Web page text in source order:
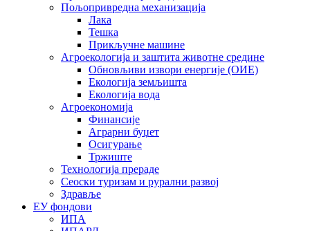
Пољопривредна механизација
Лака
Тешка
Прикључне машине
Агроекологија и заштита животне средине
Обновљиви извори енергије (ОИЕ)
Екологија земљишта
Екологија вода
Агроекономија
Финансије
Аграрни буџет
Осигурање
Тржиште
Технологија прераде
Сеоски туризам и рурални развој
Здравље
ЕУ фондови
ИПА